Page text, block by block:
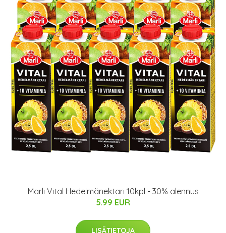
Marli Vital Hedelmänektari 10kpl - 30% alennus
5.99 EUR
LISÄTIETOJA